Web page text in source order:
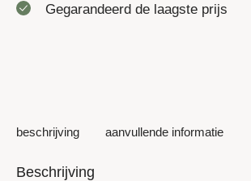
Gegarandeerd de laagste prijs
beschrijving aanvullende informatie
Beschrijving